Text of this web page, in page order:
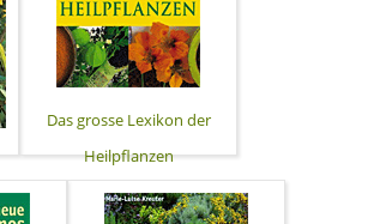
Das grosse Lexikon der
Heilpflanzen